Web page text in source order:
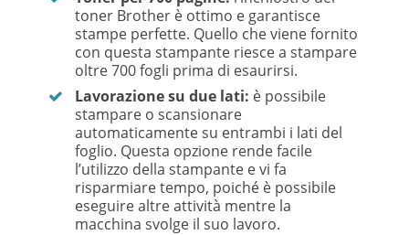
toner Brother è ottimo e garantisce
stampe perfette. Quello che viene fornito
con questa stampante riesce a stampare
oltre 700 fogli prima di esaurirsi.
Lavorazione su due lati: è possibile
stampare o scansionare
automaticamente su entrambi i lati del
foglio. Questa opzione rende facile
l’utilizzo della stampante e vi fa
risparmiare tempo, poiché è possibile
eseguire altre attività mentre la
macchina svolge il suo lavoro.